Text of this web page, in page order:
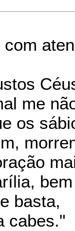
me
os
basta,
cabes."